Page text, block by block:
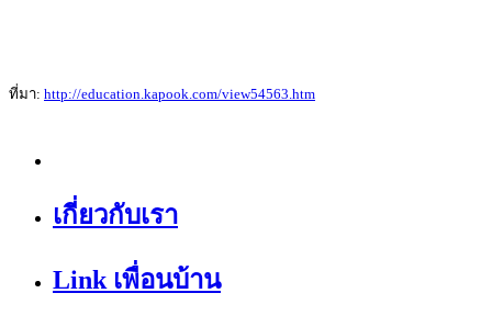
ที่มา: http://education.kapook.com/view54563.htm
เกี่ยวกับเรา
Link เพื่อนบ้าน